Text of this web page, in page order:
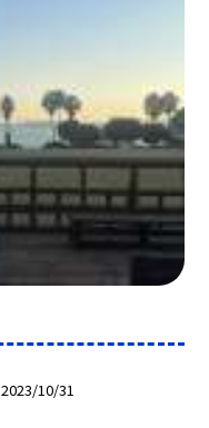
2023/10/31